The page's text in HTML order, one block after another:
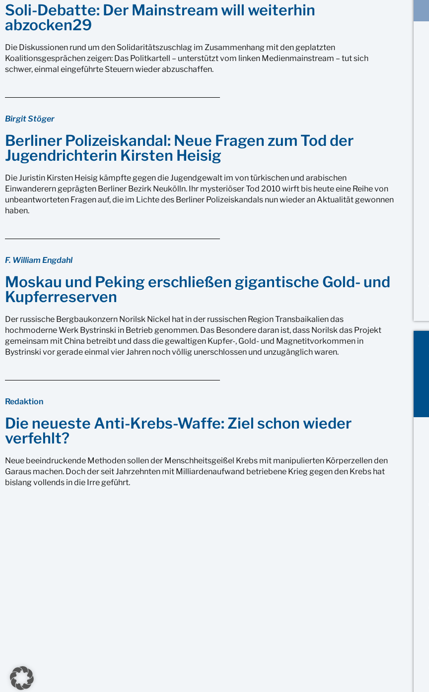
Soli-Debatte: Der Mainstream will weiterhin
abzocken29
Die Diskussionen rund um den Solidaritätszuschlag im Zusammenhang mit den geplatzten
Koalitionsgesprächen zeigen: Das Politkartell – unterstützt vom linken Medienmainstream – tut sich
schwer, einmal eingeführte Steuern wieder abzuschaffen.
Birgit Stöger
Berliner Polizeiskandal: Neue Fragen zum Tod der
Jugendrichterin Kirsten Heisig
Die Juristin Kirsten Heisig kämpfte gegen die Jugendgewalt im von türkischen und arabischen
Einwanderern geprägten Berliner Bezirk Neukölln. Ihr mysteriöser Tod 2010 wirft bis heute eine Reihe von
unbeantworteten Fragen auf, die im Lichte des Berliner Polizeiskandals nun wieder an Aktualität gewonnen
haben.
F. William Engdahl
Moskau und Peking erschließen gigantische Gold- und
Kupferreserven
Der russische Bergbaukonzern Norilsk Nickel hat in der russischen Region Transbaikalien das
hochmoderne Werk Bystrinski in Betrieb genommen. Das Besondere daran ist, dass Norilsk das Projekt
gemeinsam mit China betreibt und dass die gewaltigen Kupfer-, Gold- und Magnetitvorkommen in
Bystrinski vor gerade einmal vier Jahren noch völlig unerschlossen und unzugänglich waren.
Redaktion
Die neueste Anti-Krebs-Waffe: Ziel schon wieder
verfehlt?
Neue beeindruckende Methoden sollen der Menschheitsgeißel Krebs mit manipulierten Körperzellen den
Garaus machen. Doch der seit Jahrzehnten mit Milliardenaufwand betriebene Krieg gegen den Krebs hat
bislang vollends in die Irre geführt.